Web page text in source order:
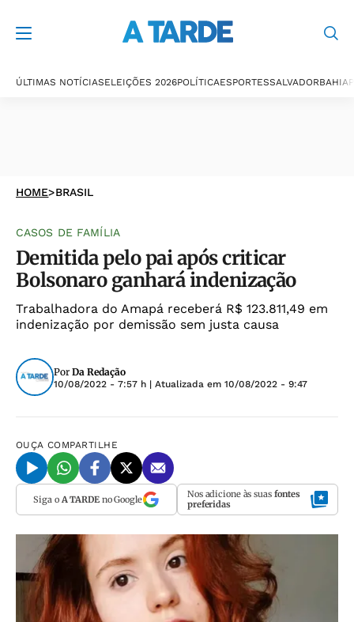
ÚLTIMAS NOTÍCIASELEIÇÕES 2026POLÍTICAESPORTESSALVADORBAHIA
HOME>BRASIL
CASOS DE FAMÍLIA
Demitida pelo pai após criticar
Bolsonaro ganhará indenização
Trabalhadora do Amapá receberá R$ 123.811,49 em
indenização por demissão sem justa causa
Por Da Redação
10/08/2022 - 7:57 h | Atualizada em 10/08/2022 - 9:47
OUÇA COMPARTILHE
Siga o A TARDEno Google Nos adicione às suas fontes
preferidas